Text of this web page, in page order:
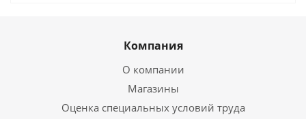
Компания
О компании
Магазины
Оценка специальных условий труда